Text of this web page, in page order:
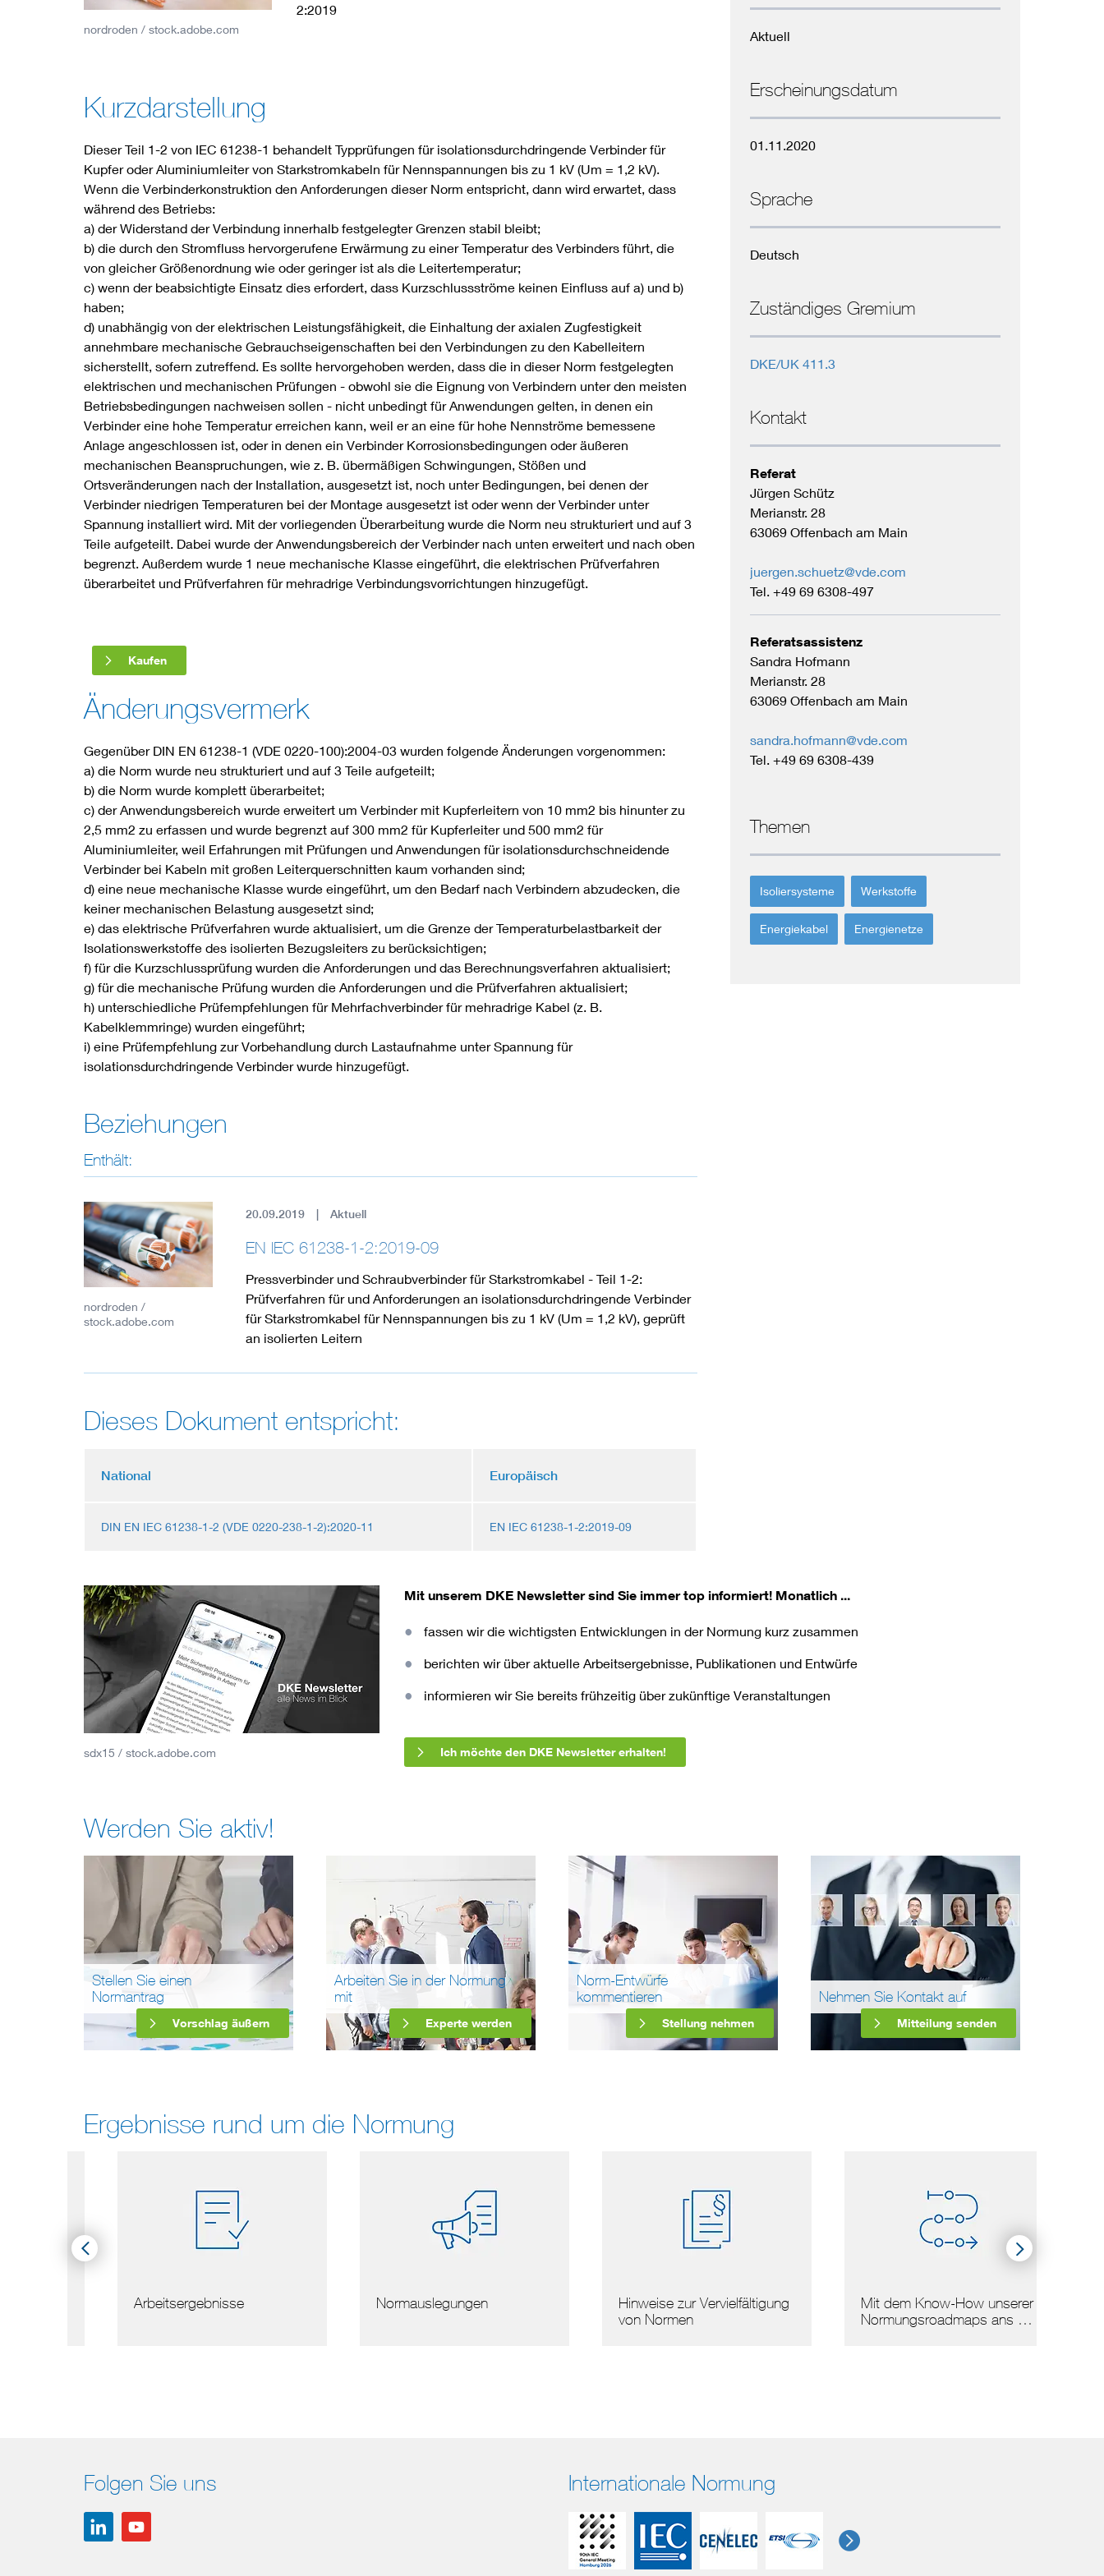
Industry
Mobility
Smart Cities
Niederspannungsrichtlinie
nordroden / stock.adobe.com
2:2019
Kurzdarstellung
Dieser Teil 1-2 von IEC 61238-1 behandelt Typprüfungen für isolationsdurchdringende Verbinder für
Kupfer oder Aluminiumleiter von Starkstromkabeln für Nennspannungen bis zu 1 kV (Um = 1,2 kV).
Wenn die Verbinderkonstruktion den Anforderungen dieser Norm entspricht, dann wird erwartet, dass
während des Betriebs:
a) der Widerstand der Verbindung innerhalb festgelegter Grenzen stabil bleibt;
b) die durch den Stromfluss hervorgerufene Erwärmung zu einer Temperatur des Verbinders führt, die
von gleicher Größenordnung wie oder geringer ist als die Leitertemperatur;
c) wenn der beabsichtigte Einsatz dies erfordert, dass Kurzschlussströme keinen Einfluss auf a) und b)
haben;
d) unabhängig von der elektrischen Leistungsfähigkeit, die Einhaltung der axialen Zugfestigkeit
annehmbare mechanische Gebrauchseigenschaften bei den Verbindungen zu den Kabelleitern
sicherstellt, sofern zutreffend. Es sollte hervorgehoben werden, dass die in dieser Norm festgelegten
elektrischen und mechanischen Prüfungen - obwohl sie die Eignung von Verbindern unter den meisten
Betriebsbedingungen nachweisen sollen - nicht unbedingt für Anwendungen gelten, in denen ein
Verbinder eine hohe Temperatur erreichen kann, weil er an eine für hohe Nennströme bemessene
Anlage angeschlossen ist, oder in denen ein Verbinder Korrosionsbedingungen oder äußeren
mechanischen Beanspruchungen, wie z. B. übermäßigen Schwingungen, Stößen und
Ortsveränderungen nach der Installation, ausgesetzt ist, noch unter Bedingungen, bei denen der
Verbinder niedrigen Temperaturen bei der Montage ausgesetzt ist oder wenn der Verbinder unter
Spannung installiert wird. Mit der vorliegenden Überarbeitung wurde die Norm neu strukturiert und auf 3
Teile aufgeteilt. Dabei wurde der Anwendungsbereich der Verbinder nach unten erweitert und nach oben
begrenzt. Außerdem wurde 1 neue mechanische Klasse eingeführt, die elektrischen Prüfverfahren
überarbeitet und Prüfverfahren für mehradrige Verbindungsvorrichtungen hinzugefügt.
Kaufen
Änderungsvermerk
Gegenüber DIN EN 61238-1 (VDE 0220-100):2004-03 wurden folgende Änderungen vorgenommen:
a) die Norm wurde neu strukturiert und auf 3 Teile aufgeteilt;
b) die Norm wurde komplett überarbeitet;
c) der Anwendungsbereich wurde erweitert um Verbinder mit Kupferleitern von 10 mm2 bis hinunter zu
2,5 mm2 zu erfassen und wurde begrenzt auf 300 mm2 für Kupferleiter und 500 mm2 für
Aluminiumleiter, weil Erfahrungen mit Prüfungen und Anwendungen für isolationsdurchschneidende
Verbinder bei Kabeln mit großen Leiterquerschnitten kaum vorhanden sind;
d) eine neue mechanische Klasse wurde eingeführt, um den Bedarf nach Verbindern abzudecken, die
keiner mechanischen Belastung ausgesetzt sind;
e) das elektrische Prüfverfahren wurde aktualisiert, um die Grenze der Temperaturbelastbarkeit der
Isolationswerkstoffe des isolierten Bezugsleiters zu berücksichtigen;
f) für die Kurzschlussprüfung wurden die Anforderungen und das Berechnungsverfahren aktualisiert;
g) für die mechanische Prüfung wurden die Anforderungen und die Prüfverfahren aktualisiert;
h) unterschiedliche Prüfempfehlungen für Mehrfachverbinder für mehradrige Kabel (z. B.
Kabelklemmringe) wurden eingeführt;
i) eine Prüfempfehlung zur Vorbehandlung durch Lastaufnahme unter Spannung für
isolationsdurchdringende Verbinder wurde hinzugefügt.
Beziehungen
Enthält:
nordroden /
stock.adobe.com
20.09.2019 Aktuell
EN IEC 61238-1-2:2019-09
Pressverbinder und Schraubverbinder für Starkstromkabel - Teil 1-2:
Prüfverfahren für und Anforderungen an isolationsdurchdringende Verbinder
für Starkstromkabel für Nennspannungen bis zu 1 kV (Um = 1,2 kV), geprüft
an isolierten Leitern
Dieses Dokument entspricht:
National Europäisch
DIN EN IEC 61238-1-2 (VDE 0220-238-1-2):2020-11 EN IEC 61238-1-2:2019-09
Aktuell
Erscheinungsdatum
01.11.2020
Sprache
Deutsch
Zuständiges Gremium
DKE/UK 411.3
Kontakt
Referat
Jürgen Schütz
Merianstr. 28
63069 Offenbach am Main
juergen.schuetz@vde.com
Tel. +49 69 6308-497
Referatsassistenz
Sandra Hofmann
Merianstr. 28
63069 Offenbach am Main
sandra.hofmann@vde.com
Tel. +49 69 6308-439
Themen
Isoliersysteme Werkstoffe
Energiekabel Energienetze
sdx15 / stock.adobe.com
Mit unserem DKE Newsletter sind Sie immer top informiert! Monatlich ...
fassen wir die wichtigsten Entwicklungen in der Normung kurz zusammen
berichten wir über aktuelle Arbeitsergebnisse, Publikationen und Entwürfe
informieren wir Sie bereits frühzeitig über zukünftige Veranstaltungen
Ich möchte den DKE Newsletter erhalten!
Werden Sie aktiv!
Stellen Sie einen
Normantrag
Vorschlag äußern
Arbeiten Sie in der Normung
mit
Experte werden
Norm-Entwürfe
kommentieren
Stellung nehmen
Nehmen Sie Kontakt auf
Mitteilung senden
Ergebnisse rund um die Normung
Arbeitsergebnisse Normauslegungen
Hinweise zur Vervielfältigung
von Normen
Mit dem Know-How unserer
Normungsroadmaps ans …
Folgen Sie uns Internationale Normung